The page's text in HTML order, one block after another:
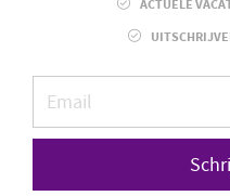
ACTUELE